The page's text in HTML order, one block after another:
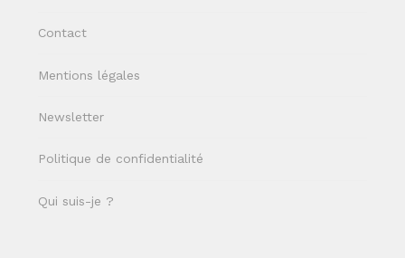
Contact
Mentions légales
Newsletter
Politique de confidentialité
Qui suis-je ?